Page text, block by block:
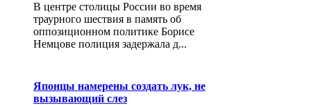
В центре столицы России во время
траурного шествия в память об
оппозиционном политике Борисе
Немцове полиция задержала д...
Японцы намерены создать лук, не
вызывающий слез